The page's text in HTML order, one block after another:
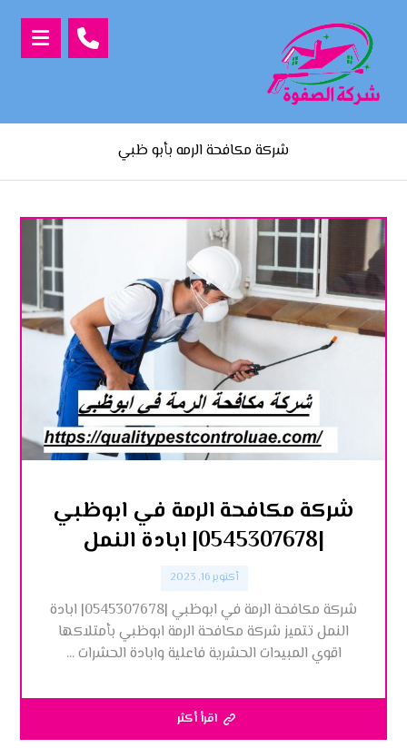
شركة مكافحة الرمه بأبو ظبي
شركة مكافحة الرمة في ابوظبي
|0545307678| ابادة النمل
أكتوبر 16, 2023
شركة مكافحة الرمة في ابوظبي |0545307678| ابادة
النمل تتميز شركة مكافحة الرمة ابوظبي بأمتلاكها
اقوي المبيدات الحشرية فاعلية وابادة الحشرات ...
اقرأ أكثر